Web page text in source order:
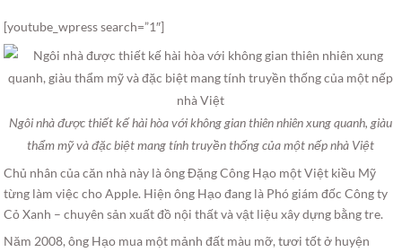
[youtube_wpress search=”1″]
Ngôi nhà được thiết kế hài hòa với không gian thiên nhiên xung quanh, giàu
thẩm mỹ và đặc biệt mang tính truyền thống của một nếp nhà Việt
Chủ nhân của căn nhà này là ông Đặng Công Hạo một Việt kiều Mỹ
từng làm việc cho Apple. Hiện ông Hạo đang là Phó giám đốc Công ty
Cỏ Xanh – chuyên sản xuất đồ nội thất và vật liệu xây dựng bằng tre.
Năm 2008, ông Hạo mua một mảnh đất màu mỡ, tươi tốt ở huyện